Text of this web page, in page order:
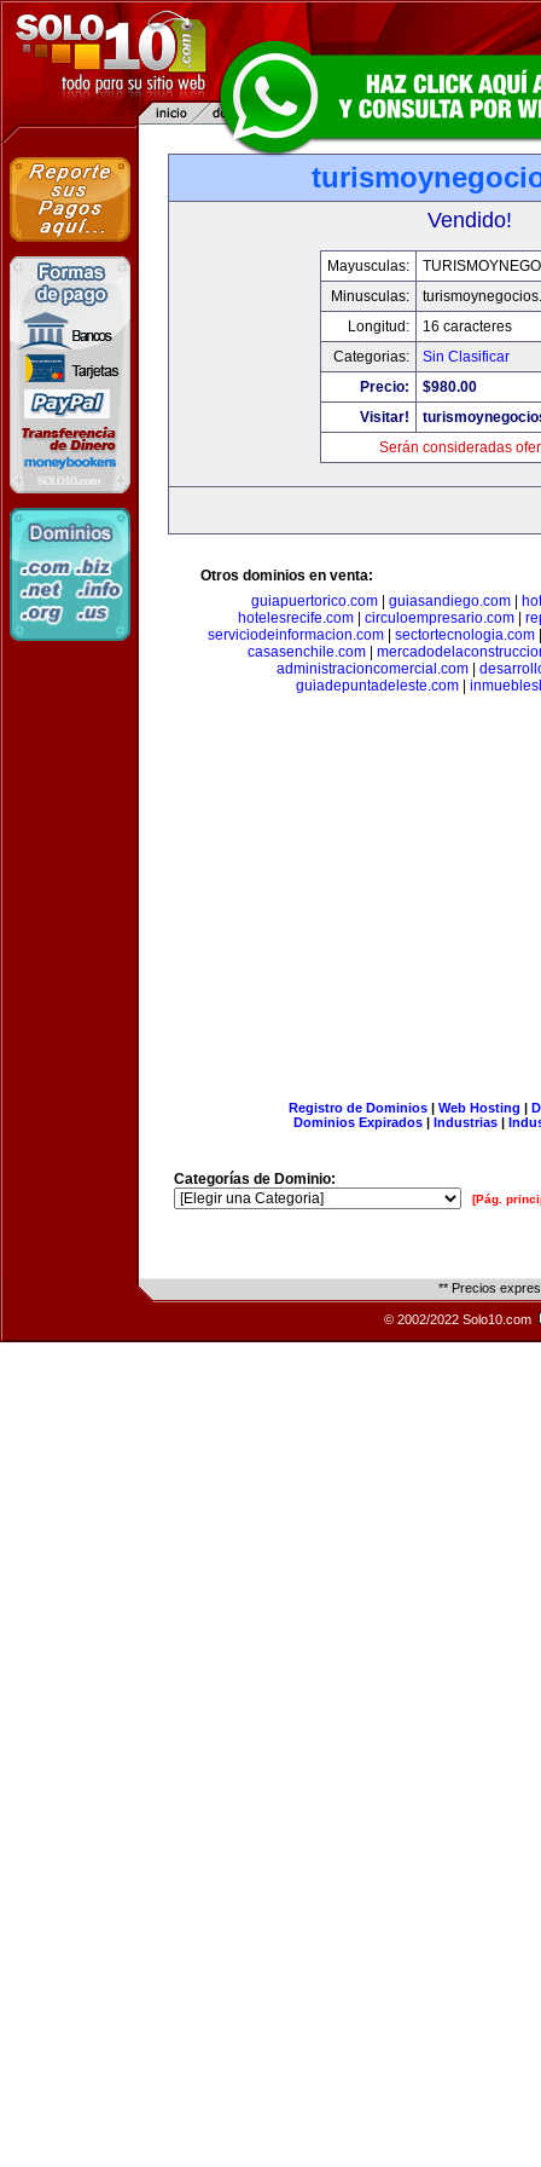
Vendido!
Mayusculas:
Minusculas:
Longitud:
16 caracteres
Categorias:
Sin Clasificar
Precio:
$980.00
Visitar!
Serán consideradas
Otros dominios en venta:
guiapuertorico.com| guiasandiego.com|
hotelesrecife.com| circuloempresario.com|
serviciodeinformacion.com
sectortecnologia.com
casasenchile.com|
administracioncomercial.com|
guiadepuntadeleste.com
Registro de Dominios| Web Hosting |
Dominios Expirados | Industrias |
Categorías de Dominio:
[Pág.
** Precios
© 2002/2022 Solo10.com